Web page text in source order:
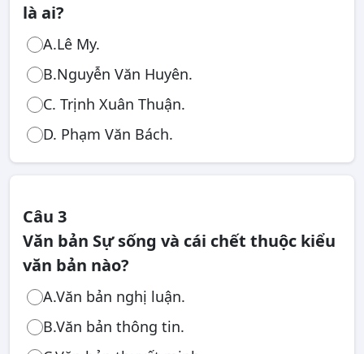
là ai?
A.Lê My.
B.Nguyễn Văn Huyên.
C. Trịnh Xuân Thuận.
D. Phạm Văn Bách.
Câu 3
Văn bản Sự sống và cái chết thuộc kiểu
văn bản nào?
A.Văn bản nghị luận.
B.Văn bản thông tin.